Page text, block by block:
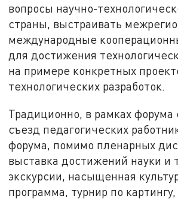
вопросы научно-
страны, выстраивать
международные
для достижения
на примере конкретных
технологических разработок.
Традиционно, в рамках форума
съезд педагогических
форума, помимо пленарных
выставка достижений науки и
экскурсии, насыщенная
программа, турнир по